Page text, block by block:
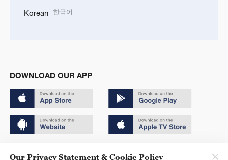
Korean 한국어
DOWNLOAD OUR APP
Our Privacy Statement & Cookie Policy